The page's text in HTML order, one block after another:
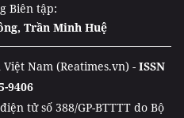
Biên tập:
Trần Minh Huệ
Nam (Reatimes.vn) - ISSN
9406
tử số 388/GP-BTTTT do Bộ